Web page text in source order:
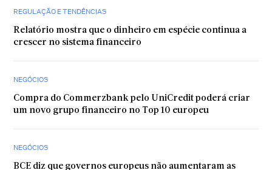
REGULAÇÃO E TENDÊNCIAS
Relatório mostra que o dinheiro em espécie continua a
crescer no sistema financeiro
NEGÓCIOS
Compra do Commerzbank pelo UniCredit poderá criar
um novo grupo financeiro no Top 10 europeu
NEGÓCIOS
BCE diz que governos europeus não aumentaram as